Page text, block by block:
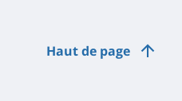
Haut de page